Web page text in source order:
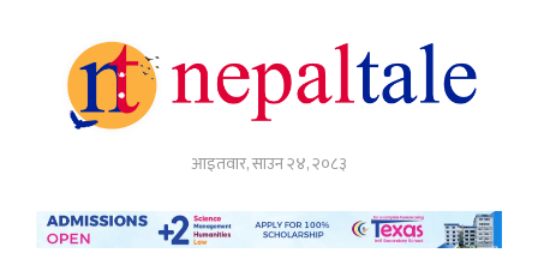
आइतवार, साउन २४, २०८३
अर्थ